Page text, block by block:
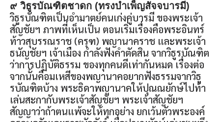
๙ วิธูรบัณฑิตชาดก (ทรงบำเพ็ญสัจจบารมี)
วิธูรบัณฑิตเป็นอำมาตย์คนเก่งคู่บารมี ของพระเจ้า
สัญชัยฯ ภาพที่เห็นเป็น ตอนเริ่มเรื่องคือพระอินทร์
ท้าวสุบรรณราช (ครุฑ) พญานาคราช และพระเจ้า
ธนัญชัยฯ เจ้าเมือง กำลังฟังคำตัดสิน จากวิธูรบัณฑิต
ว่าการปฏิบัติธรรม ของทุกคนดีเท่ากันหมด เรื่องต่อ
จากนั้นคือมเหสีของพญานาคอยากฟังธรรมจากวิธู
รบัณฑิตบ้าง พระธิดาพญานาคให้ปุณณยักษ์ไปท้า
เล่นสะกากับพระเจ้าสัญชัยฯ พระเจ้าสัญชัยฯ
สัญญาว่าถ้าตนแพ้จะให้ทุกอย่าง ยกเว้นตัวพระองค์